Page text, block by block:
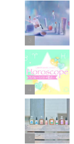
3
4